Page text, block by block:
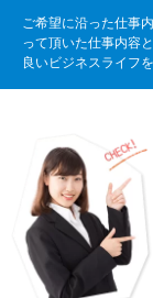
ご希望に沿った仕事
って頂いた仕事内容
良いビジネスライフ